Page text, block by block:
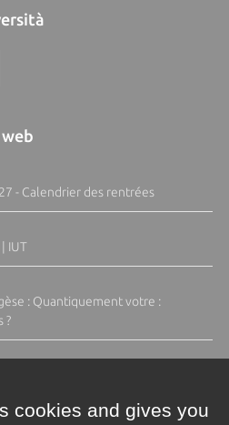
- Calendrier des rentrées
IUT
: Quantiquement votre :
?
cookies and gives you